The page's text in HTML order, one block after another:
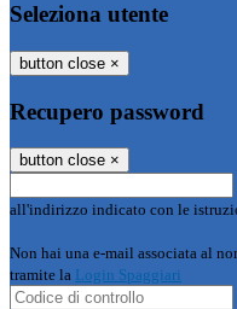
Seleziona utente
button close ×
Recupero password
button close ×
all'indirizzo indicato con le
Non hai una e-mail associata al
tramite la Login Spaggiari